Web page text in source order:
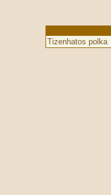
Tizenhatos polka